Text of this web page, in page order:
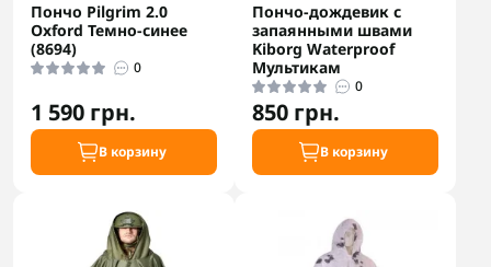
Пончо Pilgrim 2.0
Oxford Темно-синее
(8694)
0
1 590 грн.
В корзину
Пончо-дождевик с
запаянными швами
Kiborg Waterproof
Мультикам
0
850 грн.
В корзину